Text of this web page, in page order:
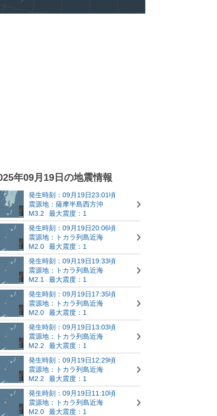
年09月19日の地震情報
発生時刻：09月19日23:01頃
震源地：薩摩半島西方沖
M3.2
最大震度：1
発生時刻：09月19日20:06頃
震源地：トカラ列島近海
M2.0
最大震度：1
発生時刻：09月19日19:33頃
震源地：トカラ列島近海
M2.1
最大震度：1
発生時刻：09月19日17:35頃
震源地：トカラ列島近海
M2.0
最大震度：1
発生時刻：09月19日13:03頃
震源地：トカラ列島近海
M2.2
最大震度：1
発生時刻：09月19日12:29頃
震源地：トカラ列島近海
M2.2
最大震度：1
発生時刻：09月19日11:10頃
震源地：トカラ列島近海
M2.0
最大震度：1